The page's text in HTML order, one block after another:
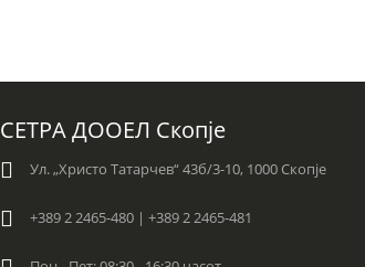
СЕТРА ДООЕЛ Скопје
Ул. „Христо Татарчев“ 43б/3-10, 1000 Скопје
+389 2 2465-480 | +389 2 2465-481